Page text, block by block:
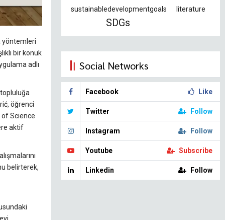
yöntemleri
bir konuk
adlı
öğrenci
of Science
aktif
belirterek,
sustainabledevelopmentgoals literature
SDGs
Social Networks
Facebook Like
Twitter Follow
Instagram Follow
Youtube Subscribe
Linkedin Follow